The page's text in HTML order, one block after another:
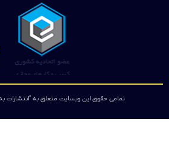
تمامی حقوق این وبسایت متعلق به "انتشارات